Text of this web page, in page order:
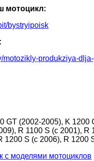
мотоцикл:
bystryipoisk
motozikly-produkziya-
GT (2002-2005), K
R 1100 S (c 2001),
1200 S (c 2006), R
с моделями мотоциклов